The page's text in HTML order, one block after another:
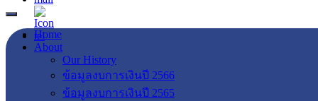
Home
About
Our History
ข้อมูลงบการเงินปี 2566
ข้อมูลงบการเงินปี 2565